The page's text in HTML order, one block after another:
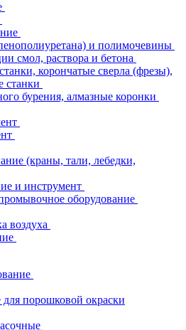
и полимочевины
смол, раствора и бетона
корончатые сверла (фрезы),
станки
бурения, алмазные коронки
(краны, тали, лебедки,
и инструмент
оборудование
воздуха
порошковой окраски